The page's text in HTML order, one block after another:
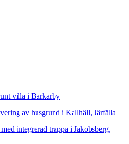
villa i Barkarby
av husgrund i Kallhäll, Järfälla
integrerad trappa i Jakobsberg,